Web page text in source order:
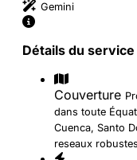
Gemini
Détails du service
Couverture
dans toute
Cuenca, Santo
reseaux